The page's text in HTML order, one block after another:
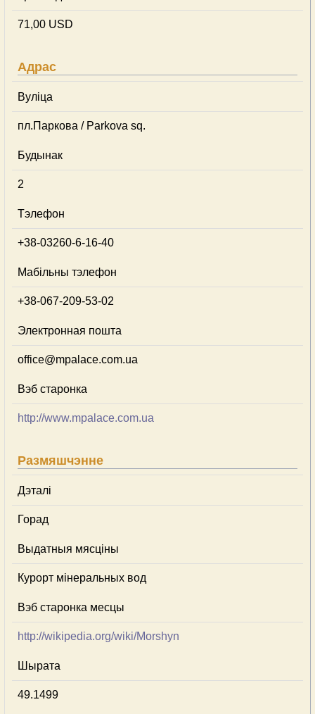
71,00 USD
Адрас
Вуліца
пл.Паркова / Parkova sq.
Будынак
2
Тэлефон
+38-03260-6-16-40
Мабільны тэлефон
+38-067-209-53-02
Электронная пошта
office@mpalace.com.ua
Вэб старонка
http://www.mpalace.com.ua
Размяшчэнне
Дэталі
Горад
Выдатныя мясціны
Курорт мінеральных вод
Вэб старонка месцы
http://wikipedia.org/wiki/Morshyn
Шырата
49.1499